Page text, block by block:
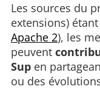
Les sources du
extensions)
Apache 2), les
peuvent
Sup en
ou des